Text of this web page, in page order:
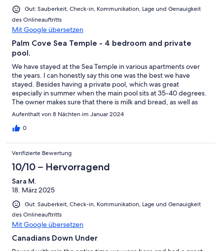
Gut: Sauberkeit, Check-in, Kommunikation, Lage und Genauigkeit
des Onlineauftritts
Mit Google übersetzen
Palm Cove Sea Temple - 4 bedroom and private
pool.
We have stayed at the Sea Temple in various apartments over
the years. I can honestly say this one was the best we have
stayed. Besides having a private pool, which was great
especially in summer when the main pool sits at 35-40 degrees.
The owner makes sure that there is milk and bread, as well as
other condiments including champagne and chocolates on
apartment was clean, spacious and very comfortable. I would
stayed, including the swim outs and the penthouse apartments.
Aufenthalt von 8 Nächten im Januar 2024
0
Verifizierte Bewertung
10/10 – Hervorragend
Sara M.
18. März 2025
Gut: Sauberkeit, Check-in, Kommunikation, Lage und Genauigkeit
des Onlineauftritts
Mit Google übersetzen
Canadians Down Under